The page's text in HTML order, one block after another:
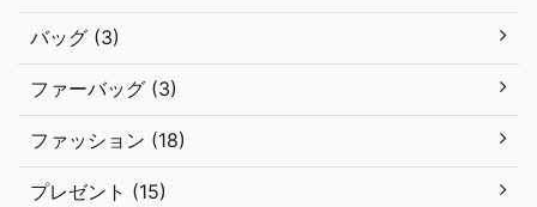
バッグ (3)
ファーバッグ (3)
ファッション (18)
プレゼント (15)